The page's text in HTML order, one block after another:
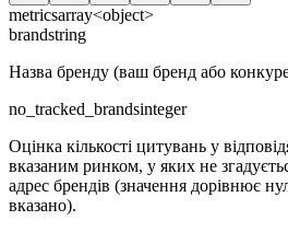
metricsarray<object>
brandstring
Назва бренду (ваш бренд або
no_tracked_brandsinteger
Оцінка кількості цитувань у
вказаним ринком, у яких не
адрес брендів (значення дорівнює
вказано).